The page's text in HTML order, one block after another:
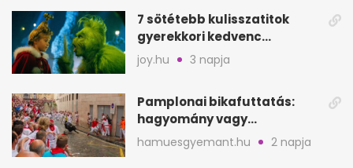
7 sötétebb kulisszatitok
gyerekkori kedvenc
filmjeinkről a Joy szerint
joy.hu 3 napja
Pamplonai bikafuttatás:
hagyomány vagy
értelmetlen vérontás?
hamuesgyemant.hu 2 napja